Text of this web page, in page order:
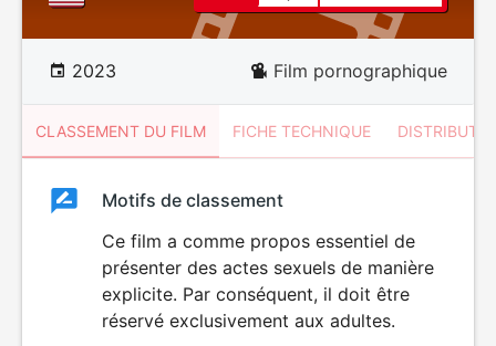
2023 Film pornographique
CLASSEMENT DU FILM FICHE TECHNIQUE
ClassementClassement
SEXUALITÉ
EXPLICITE
Motifs de classement
Ce film a comme propos essentiel de
présenter des actes sexuels de manière
explicite. Par conséquent, il doit être
réservé exclusivement aux adultes.